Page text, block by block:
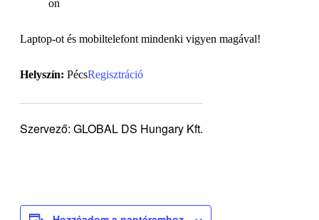
on
Laptop-ot és mobiltelefont mindenki vigyen magával!
Helyszín: PécsRegisztráció
Szervező: GLOBAL DS Hungary Kft.